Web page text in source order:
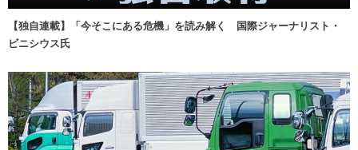
【独自連載】「今そこにある危機」を読み解く 国際ジャーナリスト・
ビニシウス氏